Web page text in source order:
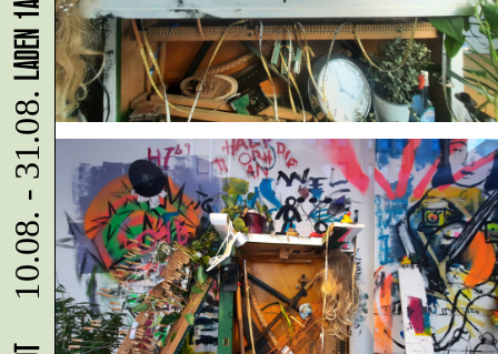
10.08. - 31.08.